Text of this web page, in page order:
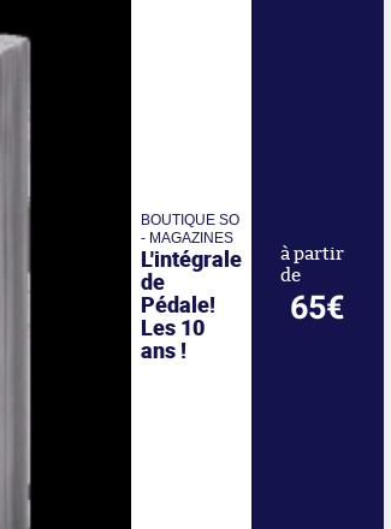
BOUTIQUE SO
- MAGAZINES
L'intégrale
de
Pédale!
Les 10
ans !
à partir
de
65€